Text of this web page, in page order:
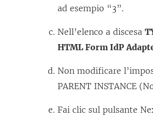
ad esempio “3”.
Nell’elenco a discesa
HTML Form IdP
Non modificare
PARENT INSTANCE
Fai clic sul pulsante